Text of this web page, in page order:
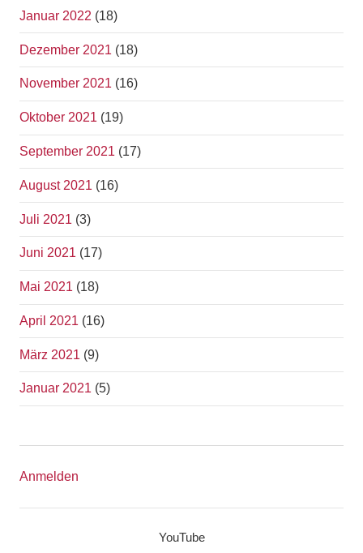
Januar 2022 (18)
Dezember 2021 (18)
November 2021 (16)
Oktober 2021 (19)
September 2021 (17)
August 2021 (16)
Juli 2021 (3)
Juni 2021 (17)
Mai 2021 (18)
April 2021 (16)
März 2021 (9)
Januar 2021 (5)
Anmelden
YouTube